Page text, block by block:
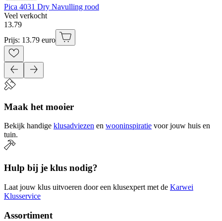
Pica 4031 Dry Navulling rood
Veel verkocht
13.79
Prijs: 13.79 euro
Maak het mooier
Bekijk handige klusadviezen en wooninspiratie voor jouw huis en
tuin.
Hulp bij je klus nodig?
Laat jouw klus uitvoeren door een klusexpert met de Karwei
Klusservice
Assortiment